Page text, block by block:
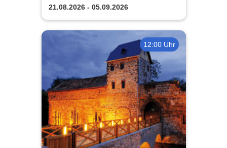
21.08.2026 - 05.09.2026
12:00 Uhr